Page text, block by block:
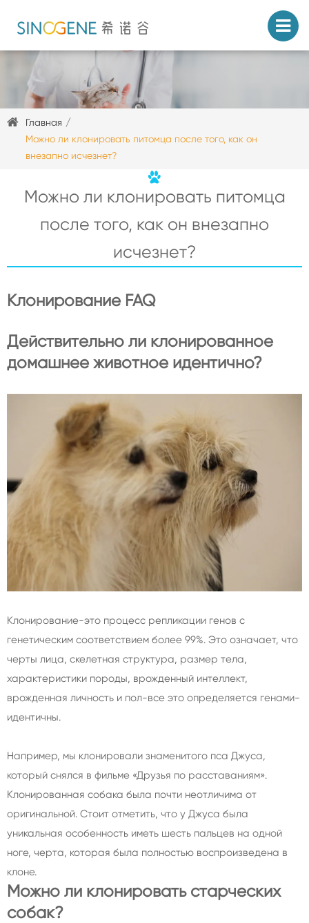
Главная
Можно ли клонировать питомца после того, как он
внезапно исчезнет?
Можно ли клонировать питомца
после того, как он внезапно
исчезнет?
Клонирование FAQ
Действительно ли клонированное
домашнее животное идентично?
Клонирование-это процесс репликации генов с
генетическим соответствием более 99%. Это означает, что
черты лица, скелетная структура, размер тела,
характеристики породы, врожденный интеллект,
врожденная личность и пол-все это определяется генами-
идентичны.
Например, мы клонировали знаменитого пса Джуса,
который снялся в фильме «Друзья по расставаниям».
Клонированная собака была почти неотличима от
оригинальной. Стоит отметить, что у Джуса была
уникальная особенность иметь шесть пальцев на одной
ноге, черта, которая была полностью воспроизведена в
клоне.
Можно ли клонировать старческих
собак?